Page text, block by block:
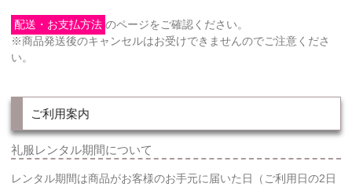
配送・お支払方法 のページをご確認ください。
※商品発送後のキャンセルはお受けできませんのでご注意くださ
い。
ご利用案内
礼服レンタル期間について
レンタル期間は商品がお客様のお手元に届いた日（ご利用日の2日